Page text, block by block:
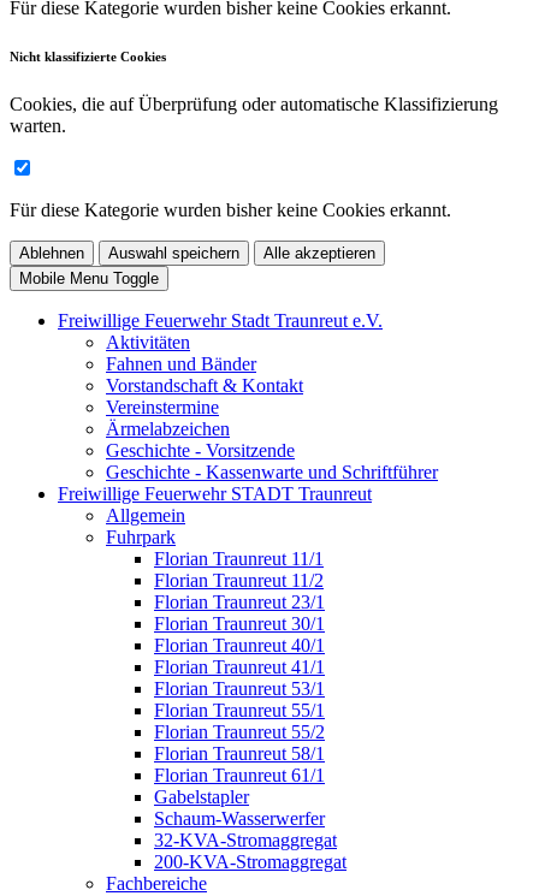
Für diese Kategorie wurden bisher keine Cookies erkannt.
Nicht klassifizierte Cookies
Cookies, die auf Überprüfung oder automatische Klassifizierung
warten.
Für diese Kategorie wurden bisher keine Cookies erkannt.
Ablehnen Auswahl speichern
Alle akzeptieren
Mobile Menu Toggle
Freiwillige Feuerwehr Stadt Traunreut e.V.
Aktivitäten
Fahnen und Bänder
Vorstandschaft & Kontakt
Vereinstermine
Ärmelabzeichen
Geschichte - Vorsitzende
Geschichte - Kassenwarte und Schriftführer
Freiwillige Feuerwehr STADT Traunreut
Allgemein
Fuhrpark
Florian Traunreut 11/1
Florian Traunreut 11/2
Florian Traunreut 23/1
Florian Traunreut 30/1
Florian Traunreut 40/1
Florian Traunreut 41/1
Florian Traunreut 53/1
Florian Traunreut 55/1
Florian Traunreut 55/2
Florian Traunreut 58/1
Florian Traunreut 61/1
Gabelstapler
Schaum-Wasserwerfer
32-KVA-Stromaggregat
200-KVA-Stromaggregat
Fachbereiche